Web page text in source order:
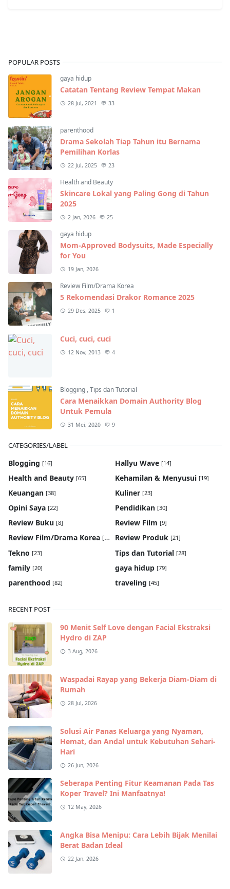
POPULAR POSTS
gaya hidup
Catatan Tentang Review Tempat Makan
28 Jul, 2021 33
parenthood
Drama Sekolah Tiap Tahun itu Bernama
Pemilihan Korlas
22 Jul, 2025 23
Health and Beauty
Skincare Lokal yang Paling Gong di Tahun
2025
2 Jan, 2026 25
gaya hidup
Mom-Approved Bodysuits, Made Especially
for You
19 Jan, 2026
Review Film/Drama Korea
5 Rekomendasi Drakor Romance 2025
29 Des, 2025 1
Cuci, cuci, cuci
12 Nov, 2013 4
Blogging ,Tips dan Tutorial
Cara Menaikkan Domain Authority Blog
Untuk Pemula
31 Mei, 2020 9
CATEGORIES/LABEL
Blogging [16] Hallyu Wave [14]
Health and Beauty [65] Kehamilan & Menyusui [19]
Keuangan [38] Kuliner [23]
Opini Saya [22] Pendidikan [30]
Review Buku [8] Review Film [9]
Review Film/Drama Korea [22] Review Produk [21]
Tekno [23] Tips dan Tutorial [28]
family [20] gaya hidup [79]
parenthood [82] traveling [45]
RECENT POST
90 Menit Self Love dengan Facial Ekstraksi
Hydro di ZAP
3 Aug, 2026
Waspadai Rayap yang Bekerja Diam-Diam di
Rumah
28 Jul, 2026
Solusi Air Panas Keluarga yang Nyaman,
Hemat, dan Andal untuk Kebutuhan Sehari-
Hari
26 Jun, 2026
Seberapa Penting Fitur Keamanan Pada Tas
Koper Travel? Ini Manfaatnya!
12 May, 2026
Angka Bisa Menipu: Cara Lebih Bijak Menilai
Berat Badan Ideal
22 Jan, 2026